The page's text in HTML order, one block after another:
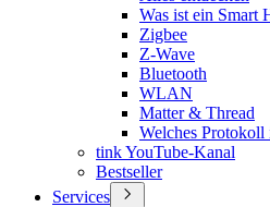
Was ist ein Smart
Zigbee
Z-Wave
Bluetooth
WLAN
Matter & Thread
Welches Protokoll
tink YouTube-Kanal
Bestseller
Services